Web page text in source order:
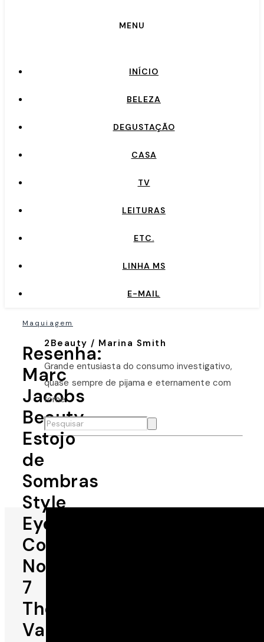
MENU
INÍCIO
BELEZA
DEGUSTAÇÃO
CASA
TV
LEITURAS
ETC.
LINHA MS
E-MAIL
Maquiagem
Resenha:
Marc
Jacobs
Beauty
Estojo
de
Sombras
Style
Eye-
Con
No.
7
The
Vamp
2Beauty / Marina Smith
Grande entusiasta do consumo investigativo,
quase sempre de pijama e eternamente com
fome.